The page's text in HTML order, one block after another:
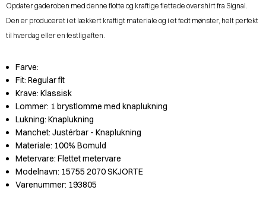
Opdater gaderoben med denne flotte og kraftige flettede overshirt fra Signal.
Den er produceret i et lækkert kraftigt materiale og i et fedt mønster, helt perfekt
til hverdag eller en festlig aften.
Farve:
Fit: Regular fit
Krave: Klassisk
Lommer: 1 brystlomme med knaplukning
Lukning: Knaplukning
Manchet: Justérbar - Knaplukning
Materiale: 100% Bomuld
Metervare: Flettet metervare
Modelnavn: 15755 2070 SKJORTE
Varenummer: 193805